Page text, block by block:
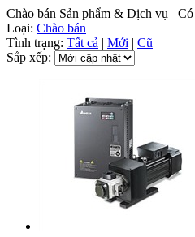
Chào bán Sản phẩm & Dịch vụ
Loại: Chào bán
Tình trạng: Tất cả | Mới | Cũ
Sắp xếp: